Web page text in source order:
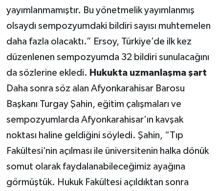
yayımlanmamıştır. Bu yönetmelik yayımlanmış
olsaydı sempozyumdaki bildiri sayısı muhtemelen
daha fazla olacaktı.” Ersoy, Türkiye’de ilk kez
düzenlenen sempozyumda 32 bildiri sunulacağını
da sözlerine ekledi. Hukukta uzmanlaşma şart
Daha sonra söz alan Afyonkarahisar Barosu
Başkanı Turgay Şahin, eğitim çalışmaları ve
sempozyumlarda Afyonkarahisar’ın kavşak
noktası haline geldiğini söyledi. Şahin, “Tıp
Fakültesi’nin açılması ile üniversitenin halka dönük
somut olarak faydalanabileceğimiz ayağına
görmüştük. Hukuk Fakültesi açıldıktan sonra